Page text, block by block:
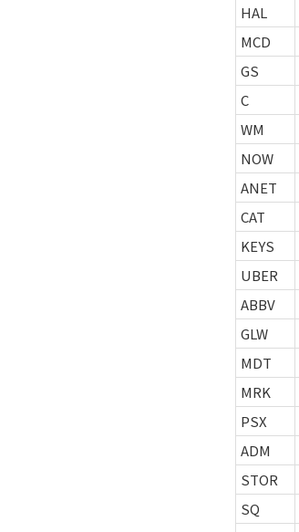
HAL
MCD
GS
C
WM
NOW
ANET
CAT
KEYS
UBER
ABBV
GLW
MDT
MRK
PSX
ADM
STOR
SQ